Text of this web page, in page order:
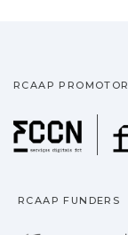
RCAAP
RCAAP FUNDERS